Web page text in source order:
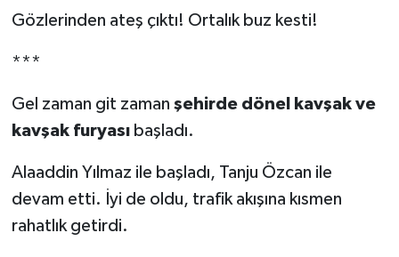
Gözlerinden ateş çıktı! Ortalık buz kesti!
***
Gel zaman git zaman şehirde dönel kavşak ve
kavşak furyasıbaşladı.
Alaaddin Yılmaz ile başladı, Tanju Özcan ile
devam etti. İyi de oldu, trafik akışına kısmen
rahatlık getirdi.